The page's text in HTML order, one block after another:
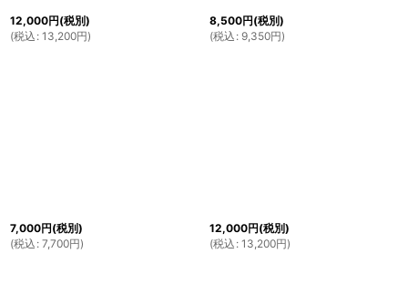
12,000円(税別)
(税込 : 13,200円)
8,500円(税別)
(税込 : 9,350円)
7,000円(税別)
(税込 : 7,700円)
12,000円(税別)
(税込 : 13,200円)